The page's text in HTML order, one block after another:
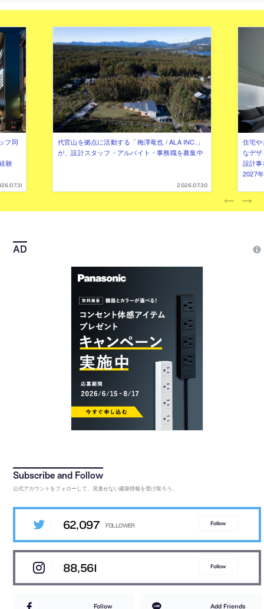
も備える
フ同
験
代官山を拠点に活動する「梅澤竜也 / ALA INC.」
が、設計スタッフ・アルバイト・事務職を募集中
2026.07.30
住宅
なデ
設計
2027
公式アカウントをフォローして、見逃せない建築情報を受け取ろう。
62,097 Follow
88,561 Follow
Follow Add Friends